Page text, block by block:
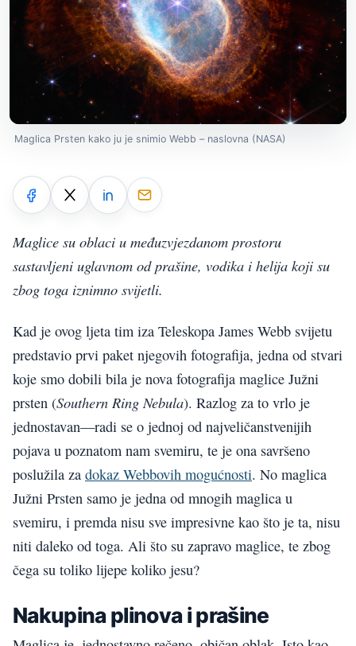
Maglica Prsten kako ju je snimio Webb – naslovna (NASA)
Maglice su oblaci u međuzvjezdanom prostoru
sastavljeni uglavnom od prašine, vodika i helija koji su
zbog toga iznimno svijetli.
Kad je ovog ljeta tim iza Teleskopa James Webb svijetu
predstavio prvi paket njegovih fotografija, jedna od stvari
koje smo dobili bila je nova fotografija maglice Južni
prsten (Southern Ring Nebula). Razlog za to vrlo je
jednostavan—radi se o jednoj od najveličanstvenijih
pojava u poznatom nam svemiru, te je ona savršeno
poslužila za dokaz Webbovih mogućnosti. No maglica
Južni Prsten samo je jedna od mnogih maglica u
svemiru, i premda nisu sve impresivne kao što je ta, nisu
niti daleko od toga. Ali što su zapravo maglice, te zbog
čega su toliko lijepe koliko jesu?
Nakupina plinova i prašine